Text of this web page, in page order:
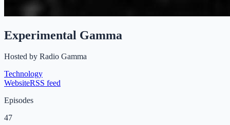
Experimental Gamma
Hosted by Radio Gamma
Technology
WebsiteRSS feed
Episodes
47